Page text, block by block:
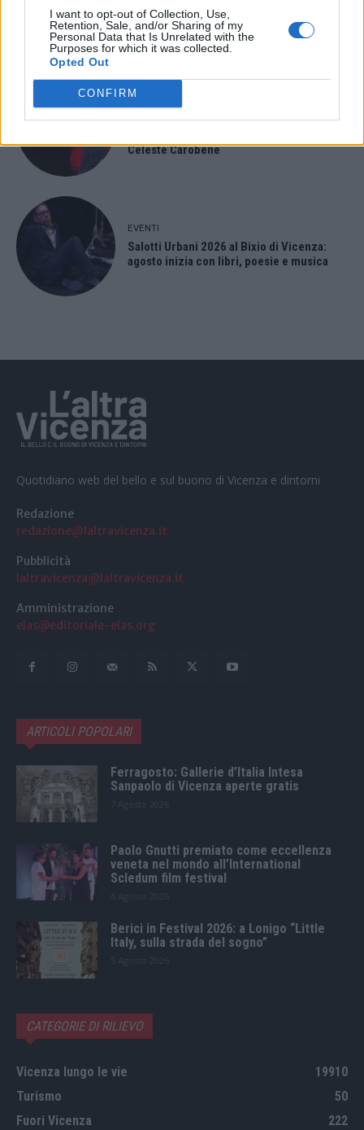
I want to opt-out of Collection, Use,
Retention, Sale, and/or Sharing of my
Personal Data that Is Unrelated with the
Purposes for which it was collected.
Opted Out
CONFIRM
Berici in Festival 2026: a Lonigo “Little
Italy, sulla strada del sogno”
“Teatro in casa”: il 5 agosto il primo
Celeste Carobene
EVENTI
Salotti Urbani 2026 al Bixio di Vicenza:
agosto inizia con libri, poesie e musica
Quotidiano web del bello e sul buono di Vicenza e dintorni
Redazione
redazione@laltravicenza.it
Pubblicità
laltravicenza@laltravicenza.it
Amministrazione
elas@editoriale-elas.org
ARTICOLI POPOLARI
Ferragosto: Gallerie d’Italia Intesa
Sanpaolo di Vicenza aperte gratis
Paolo Gnutti premiato come eccellenza
veneta nel mondo all’International
Scledum film festival
Berici in Festival 2026: a Lonigo “Little
Italy, sulla strada del sogno”
CATEGORIE DI RILIEVO
Vicenza lungo le vie
19910
Turismo
50
Fuori Vicenza
222